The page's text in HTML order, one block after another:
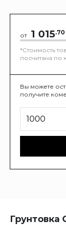
от 1 015.70
*Стоимость
посчитана по
Вы можете
получите
Грунтовка